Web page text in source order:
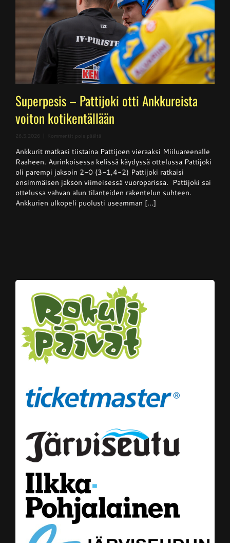
Superpesis – Pattijoki otti Ankkureista
voiton kotikentällään
26.5.2026 Kommentit pois päältä
–
Pattijoki
otti
Ankkureista
voiton
kotikentällään
Ankkurit matkasi tiistaina Pattijoen vieraaksi Miiluareenalle
Raaheen. Aurinkoisessa kelissä käydyssä ottelussa Pattijoki
oli parempi jaksoin 2-0 (3-1,4-2) Pattijoki ratkaisi
ensimmäisen jakson viimeisessä vuoroparissa. Pattijoki sai
ottelussa vahvan alun tilanteiden rakentelun suhteen.
Ankkurien ulkopeli puolusti useamman [...]